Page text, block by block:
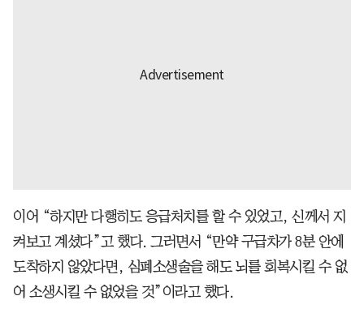
이어 “하지만 다행히도 응급처치를 할 수 있었고, 신께서 지
켜보고 계셨다”고 했다. 그러면서 “만약 구급차가 8분 안에
도착하지 않았다면, 심폐소생술을 해도 뇌를 회복시킬 수 없
어 소생시킬 수 없었을 것”이라고 했다.